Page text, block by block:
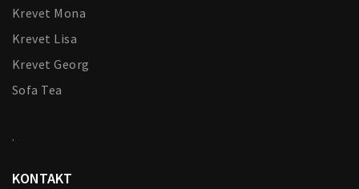
Krevet Mona
Krevet Lisa
Krevet Georg
Sofa Tea
.
KONTAKT